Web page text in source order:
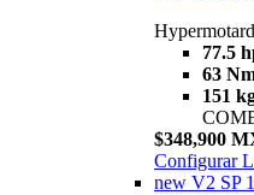
77.5
63
151
$348,900
Configurar
new V2 SP